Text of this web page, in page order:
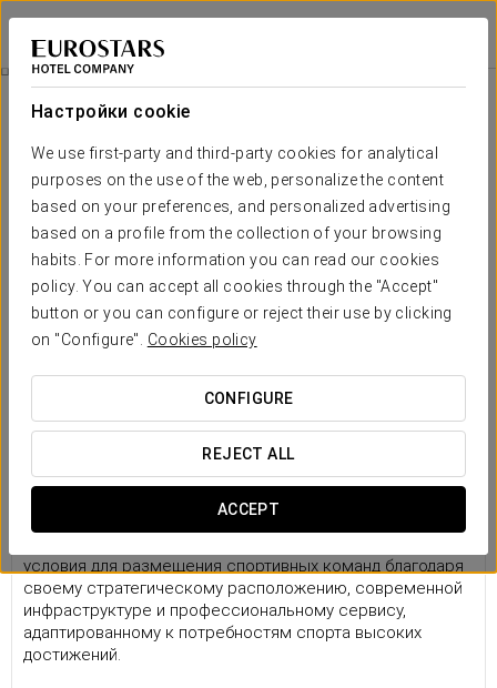
Настройки cookie
We use first-party and third-party cookies for analytical
purposes on the use of the web, personalize the content
based on your preferences, and personalized advertising
based on a profile from the collection of your browsing
habits. For more information you can read our cookies
policy. You can accept all cookies through the "Accept"
button or you can configure or reject their use by clicking
on "Configure". Cookies policy
CONFIGURE
REJECT ALL
ACCEPT
Eurostars Atlántico
А-КОРУНЬЯ
Спортивные Команды
условия для размещения спортивных команд благодаря
своему стратегическому расположению, современной
инфраструктуре и профессиональному сервису,
адаптированному к потребностям спорта высоких
достижений.